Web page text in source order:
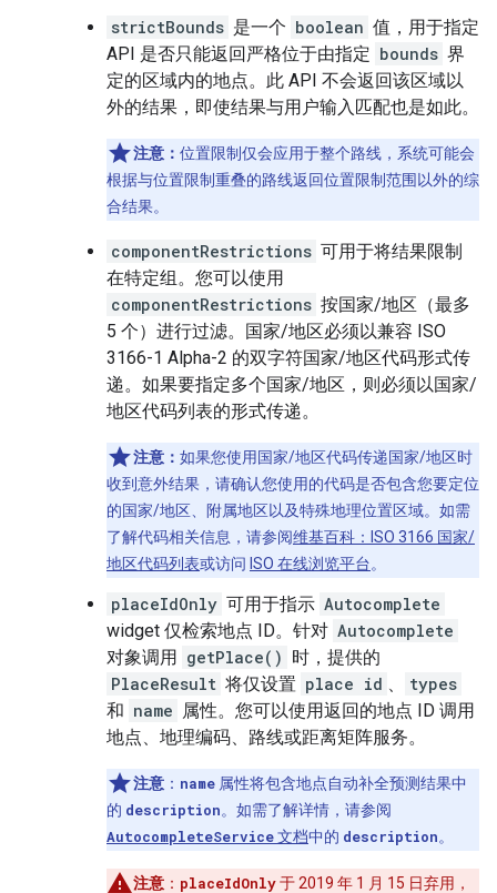
strictBounds 是一个 boolean 值，用于指定
API 是否只能返回严格位于由指定 bounds 界
定的区域内的地点。此 API 不会返回该区域以
外的结果，即使结果与用户输入匹配也是如此。
注意： 位置限制仅会应用于整个路线，系统可能会
根据与位置限制重叠的路线返回位置限制范围以外的综
合结果。
componentRestrictions 可用于将结果限制
在特定组。您可以使用
componentRestrictions 按国家/地区（最多
5 个）进行过滤。国家/地区必须以兼容 ISO
3166-1 Alpha-2 的双字符国家/地区代码形式传
递。如果要指定多个国家/地区，则必须以国家/
地区代码列表的形式传递。
注意： 如果您使用国家/地区代码传递国家/地区时
收到意外结果，请确认您使用的代码是否包含您要定位
的国家/地区、附属地区以及特殊地理位置区域。如需
了解代码相关信息，请参阅维基百科：ISO 3166 国家/
地区代码列表或访问 ISO 在线浏览平台。
placeIdOnly 可用于指示 Autocomplete
widget 仅检索地点 ID。针对 Autocomplete
对象调用 getPlace() 时，提供的
PlaceResult 将仅设置 place id 、
types
和 name 属性。您可以使用返回的地点 ID 调用
地点、地理编码、路线或距离矩阵服务。
注意 ： name 属性将包含地点自动补全预测结果中
的 description。如需了解详情，请参阅
AutocompleteService文档中的 description。
注意 ： placeIdOnly于 2019 年 1 月 15 日弃用，